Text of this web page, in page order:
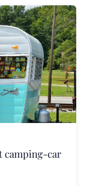
camping-car